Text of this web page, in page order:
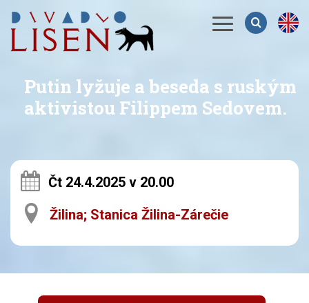
Menu
Putin lyžuje a beseda s ruským
aktivistou Filippem Sedovem.
Čt 24.4.2025 v 20.00
Žilina; Stanica Žilina-Zárečie